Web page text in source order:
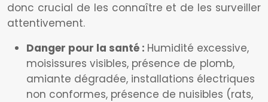
donc crucial de les connaître et de les surveiller
attentivement.
Danger pour la santé : Humidité excessive,
moisissures visibles, présence de plomb,
amiante dégradée, installations électriques
non conformes, présence de nuisibles (rats,